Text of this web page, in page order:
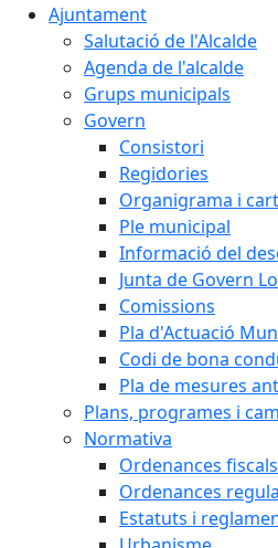
Ajuntament
Salutació de l'Alcalde
Agenda de l'alcalde
Grups municipals
Govern
Consistori
Regidories
Organigrama i
Ple municipal
Informació del
Junta de Govern
Comissions
Pla d'Actuació
Codi de bona
Pla de mesures
Plans, programes i
Normativa
Ordenances fiscals
Ordenances
Estatuts i